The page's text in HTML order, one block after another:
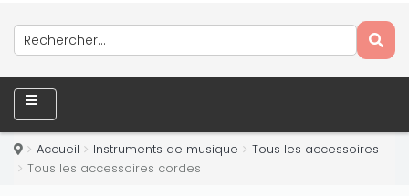
Accueil Instruments de musique
Tous les accessoires
Tous les accessoires cordes